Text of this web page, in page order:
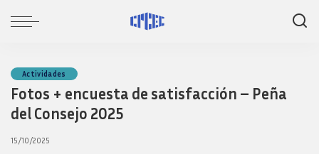
Actividades
Fotos + encuesta de satisfacción – Peña
del Consejo 2025
15/10/2025